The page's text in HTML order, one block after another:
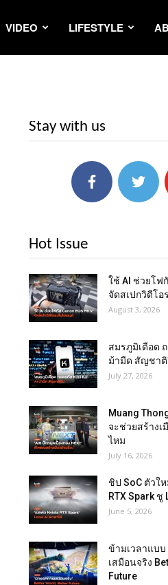
VIDEO LIFESTYLE
Stay with us
Hot Issue
ใช้ AI ช่วยโฟ
จัดสเปกวิดีโอ
August 3, 2026
สมรภูมิเดือด
ม้ามืด สัญชา
July 27, 2026
Muang
จะช่วยสร้างเ
ไหม
July 16, 2026
ชิป SoC ตัวใ
RTX Spark ชู
June 5, 2026
ข้ามเวลาแบบ
เสมือนจริง
Future